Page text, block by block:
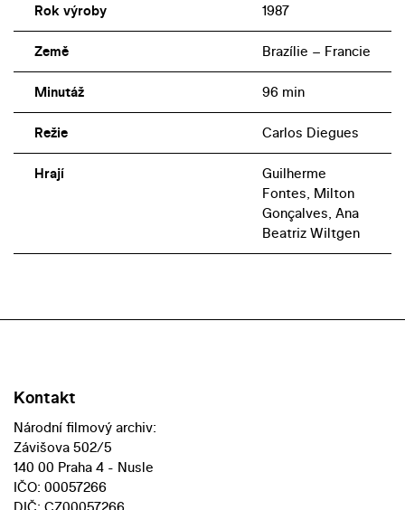
Rok výroby 1987
Země Brazílie – Francie
Minutáž 96 min
Režie Carlos Diegues
Hrají
Guilherme
Fontes, Milton
Gonçalves, Ana
Beatriz Wiltgen
Kontakt
Národní filmový archiv:
Závišova 502/5
140 00 Praha 4 - Nusle
IČO: 00057266